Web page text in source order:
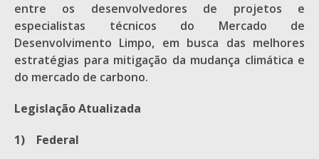
entre os desenvolvedores de projetos e
especialistas técnicos do Mercado de
Desenvolvimento Limpo, em busca das melhores
estratégias para mitigação da mudança climática e
do mercado de carbono.
Legislação Atualizada
1) Federal